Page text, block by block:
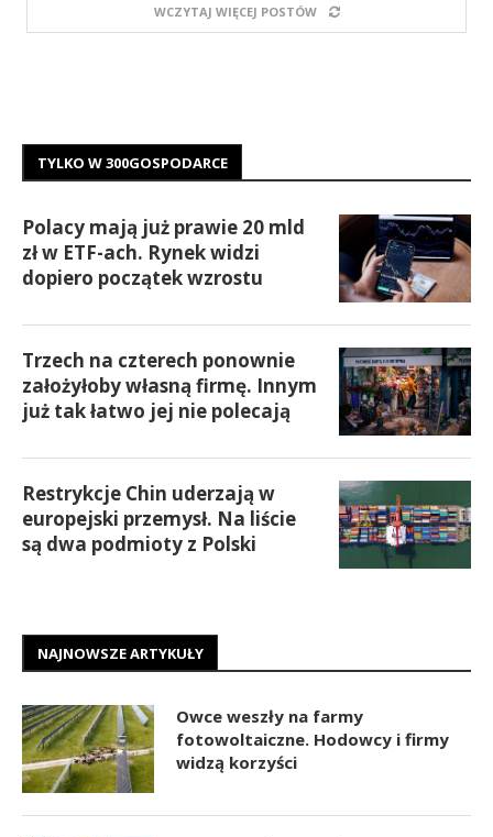
WCZYTAJ WIĘCEJ POSTÓW
TYLKO W 300GOSPODARCE
Polacy mają już prawie 20 mld
zł w ETF-ach. Rynek widzi
dopiero początek wzrostu
Trzech na czterech ponownie
założyłoby własną firmę. Innym
już tak łatwo jej nie polecają
Restrykcje Chin uderzają w
europejski przemysł. Na liście
są dwa podmioty z Polski
NAJNOWSZE ARTYKUŁY
Owce weszły na farmy
fotowoltaiczne. Hodowcy i firmy
widzą korzyści